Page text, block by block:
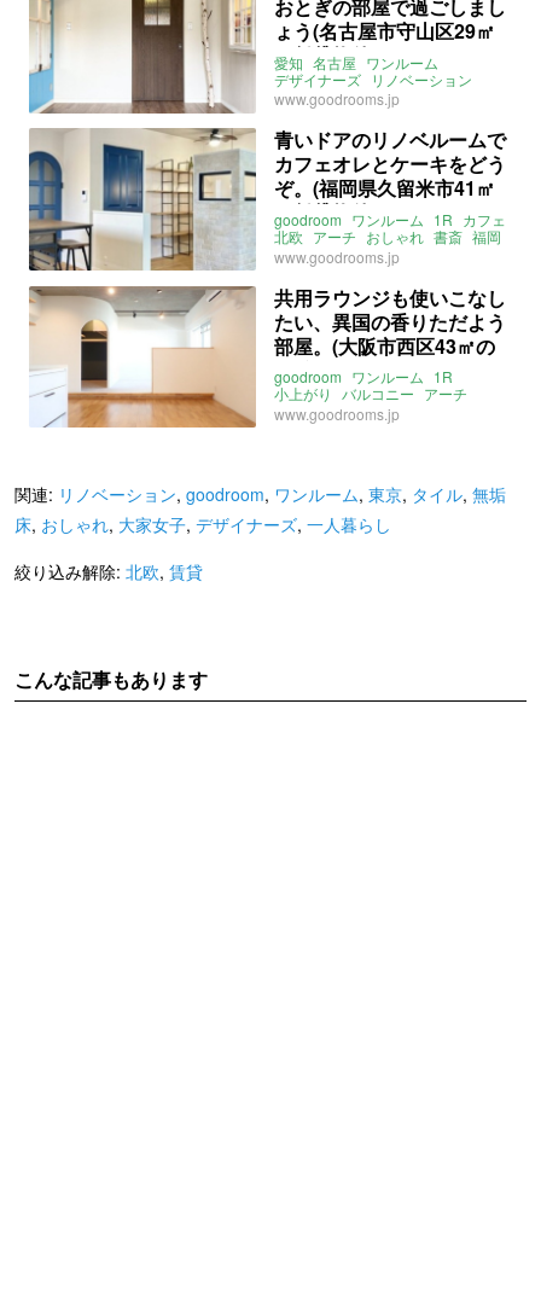
おとぎの部屋で過ごしまし
ょう(名古屋市守山区29㎡
の賃貸物件)
愛知 名古屋 ワンルーム
デザイナーズ リノベーション
北欧 一人暮らし goodroom
大家女子
www.goodrooms.jp
青いドアのリノベルームで
カフェオレとケーキをどう
ぞ。(福岡県久留米市41㎡
の賃貸物件)
goodroom ワンルーム 1R カフェ
北欧 アーチ おしゃれ 書斎 福岡
久留米 ライター：増成かおり
賃貸
www.goodrooms.jp
共用ラウンジも使いこなし
たい、異国の香りただよう
部屋。(大阪市西区43㎡の
賃貸物件)
goodroom ワンルーム 1R
小上がり
バルコニー アーチ
ウォークインクローゼット
ラウンジ 北向き 駅チカ
www.goodrooms.jp
関連: リノベーション, goodroom, ワンルーム, 東京, タイル, 無垢
床, おしゃれ, 大家女子, デザイナーズ, 一人暮らし
絞り込み解除: 北欧, 賃貸
こんな記事もあります